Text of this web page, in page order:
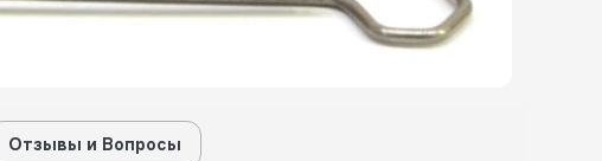
Отзывы и Вопросы